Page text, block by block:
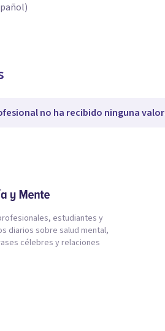
no ha recibido ninguna
estudiantes y
diarios sobre salud mental,
célebres y relaciones